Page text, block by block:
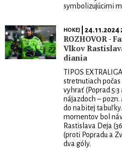
symbolizujúcimi
HOKEJ| 24.11.2024
ROZHOVOR -
Vlkov
diania
TIPOS
stretnutiach
vyhrať (Poprad 5:3
nájazdoch –
do nabitej
momentov bol
Rastislava Deja
(proti Popradu a
dva góly.